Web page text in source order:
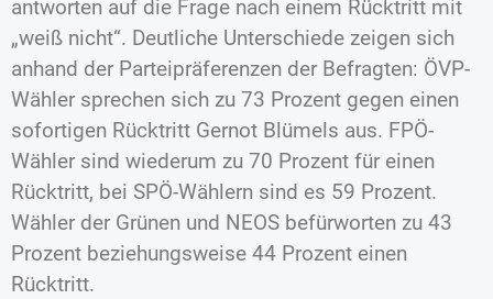
antworten auf die Frage nach einem Rücktritt mit
„weiß nicht“. Deutliche Unterschiede zeigen sich
anhand der Parteipräferenzen der Befragten: ÖVP-
Wähler sprechen sich zu 73 Prozent gegen einen
sofortigen Rücktritt Gernot Blümels aus. FPÖ-
Wähler sind wiederum zu 70 Prozent für einen
Rücktritt, bei SPÖ-Wählern sind es 59 Prozent.
Wähler der Grünen und NEOS befürworten zu 43
Prozent beziehungsweise 44 Prozent einen
Rücktritt.